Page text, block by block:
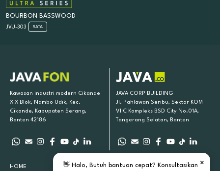
BOURBON BASSWOOD
JVU-303 RATA
Kawasan industri modern Cikande
XIX Blok, Nambo Udik, Kec.
Cikande, Kabupaten Serang,
Banten 42186
JAVA CORP BUILDING
Jl. Pahlawan Seribu, Sektor KOM
VIIC Kompleks BSD City No.01A,
Tangerang Selatan, Banten
HOME PRODUK KAMI INSPIRASI ×
👋 Halo, Butuh bantuan cepat? Konsultasikan